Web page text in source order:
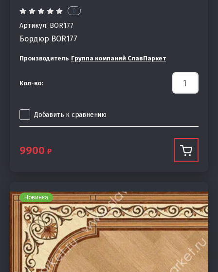
0
Артикул: BOR177
Бордюр BOR177
Производитель Группа компаний СлавПаркет
Кол-во:
Добавить к сравнению
9900
Новинка